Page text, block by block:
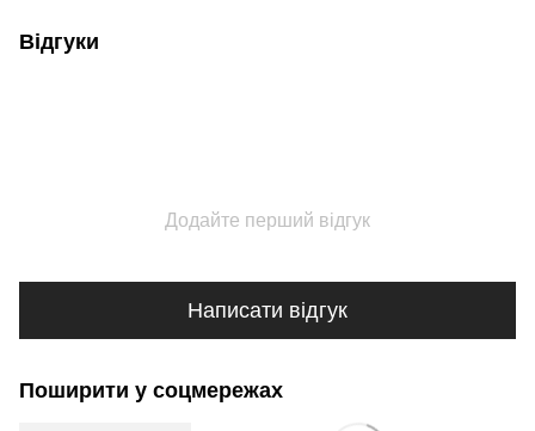
Відгуки
Додайте перший відгук
Написати відгук
Поширити у соцмережах